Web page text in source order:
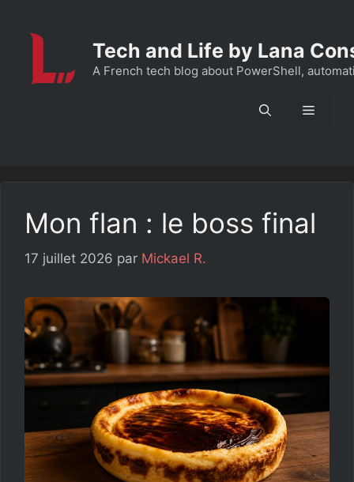
Tech and Life by Lana
A French tech blog about PowerShell,
Menu
Mon flan : le boss final
17 juillet 2026 par Mickael R.